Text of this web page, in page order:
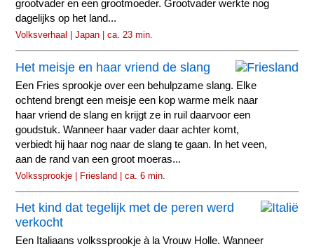
grootvader en een grootmoeder. Grootvader werkte nog
dagelijks op het land...
Volksverhaal | Japan | ca. 23 min.
Het meisje en haar vriend de slang
Een Fries sprookje over een behulpzame slang. Elke
ochtend brengt een meisje een kop warme melk naar
haar vriend de slang en krijgt ze in ruil daarvoor een
goudstuk. Wanneer haar vader daar achter komt,
verbiedt hij haar nog naar de slang te gaan. In het veen,
aan de rand van een groot moeras...
Volkssprookje | Friesland | ca. 6 min.
Het kind dat tegelijk met de peren werd
verkocht
Een Italiaans volkssprookje à la Vrouw Holle. Wanneer